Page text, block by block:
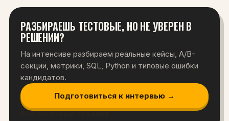
РАЗБИРАЕШЬ ТЕСТОВЫЕ, НО НЕ УВЕРЕН В
РЕШЕНИИ?
На интенсиве разбираем реальные кейсы, A/B-
секции, метрики, SQL, Python и типовые ошибки
кандидатов.
Подготовиться к интервью →
Все тестовые задания